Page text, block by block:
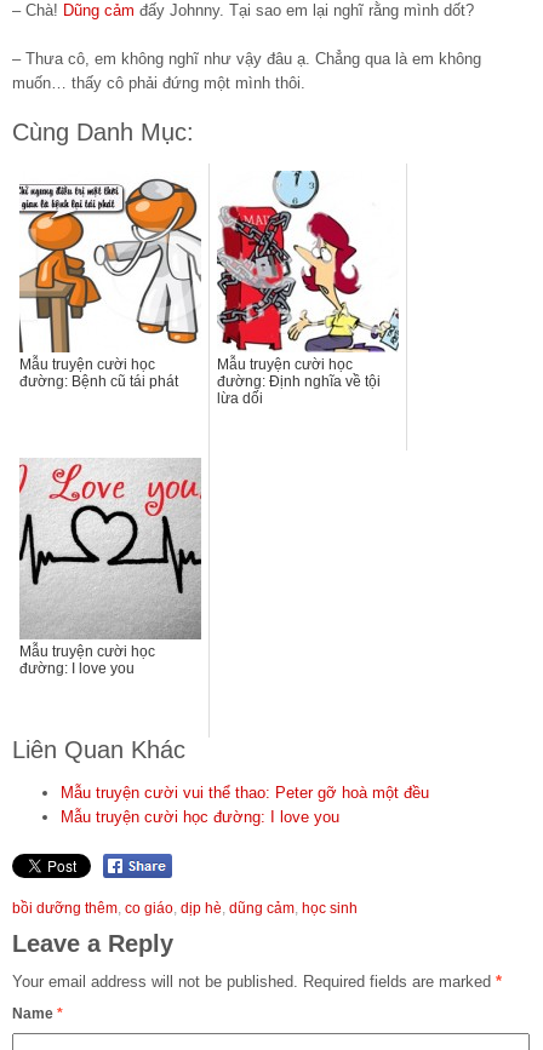
– Chà! Dũng cảm đấy Johnny. Tại sao em lại nghĩ rằng mình dốt?
– Thưa cô, em không nghĩ như vậy đâu ạ. Chẳng qua là em không
muốn… thấy cô phải đứng một mình thôi.
Cùng Danh Mục:
Mẫu truyện cười học
đường: Bệnh cũ tái phát
Mẫu truyện cười học
đường: Định nghĩa về tội
lừa dối
Mẫu truyện cười học
đường: I love you
Liên Quan Khác
Mẫu truyện cười vui thể thao: Peter gỡ hoà một đều
Mẫu truyện cười học đường: I love you
bồi dưỡng thêm, co giáo, dịp hè, dũng cảm, học sinh
Leave a Reply
Your email address will not be published. Required fields are marked *
Name *